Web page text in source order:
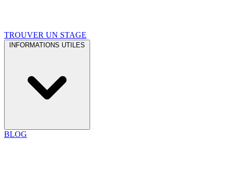
TROUVER UN STAGE
INFORMATIONS UTILES
BLOG